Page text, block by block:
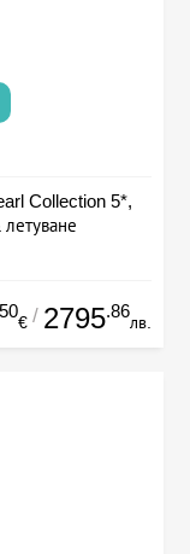
Collection 5*,
€ / 2795.86
лв.